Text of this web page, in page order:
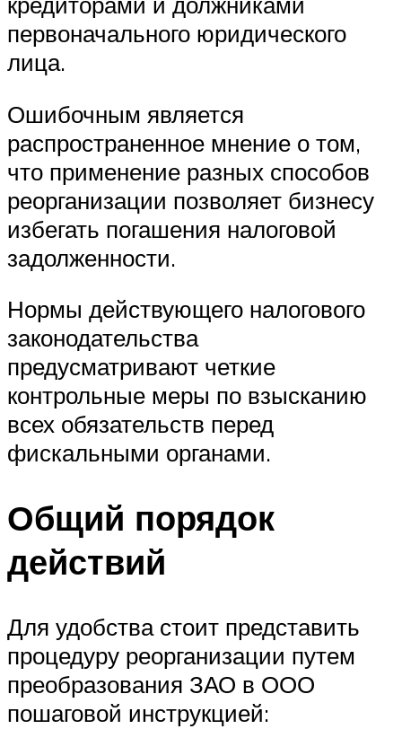
первоначального юридического
лица.
Ошибочным является
распространенное мнение о том,
что применение разных способов
реорганизации позволяет бизнесу
избегать погашения налоговой
задолженности.
Нормы действующего налогового
законодательства
предусматривают четкие
контрольные меры по взысканию
всех обязательств перед
фискальными органами.
Общий порядок
действий
Для удобства стоит представить
процедуру реорганизации путем
преобразования ЗАО в ООО
пошаговой инструкцией: